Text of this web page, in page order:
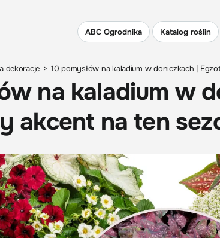
ABC Ogrodnika Katalog roślin
dekoracje > 10 pomysłów na kaladium w doniczkach |
na kaladium w
akcent na ten